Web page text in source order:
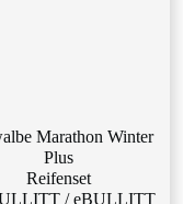
Marathon Winter
Plus
Reifenset
/ eBULLITT